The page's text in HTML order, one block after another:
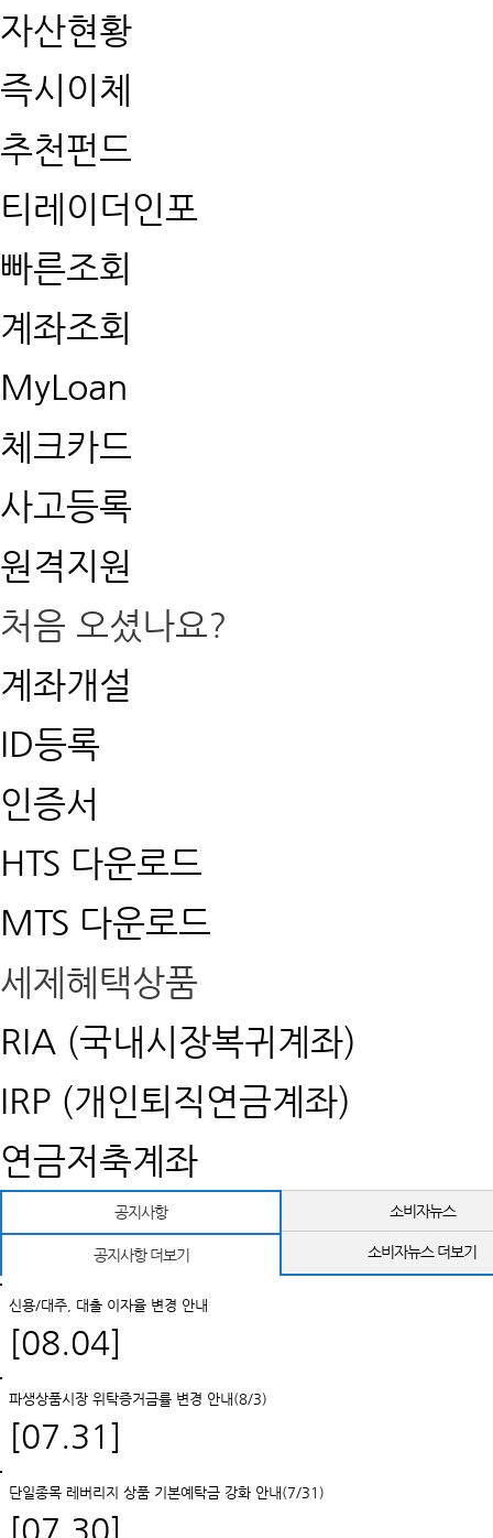
자산현황
즉시이체
추천펀드
티레이더인포
빠른조회
계좌조회
MyLoan
체크카드
사고등록
원격지원
처음 오셨나요?
계좌개설
ID등록
인증서
HTS 다운로드
MTS 다운로드
세제혜택상품
RIA (국내시장복귀계좌)
IRP (개인퇴직연금계좌)
연금저축계좌
공지사항
공지사항 더보기
소비자뉴스
소비자뉴스 더보기
신용/대주, 대출 이자율 변경 안내
[08.04]
파생상품시장 위탁증거금률 변경 안내(8/3)
[07.31]
단일종목 레버리지 상품 기본예탁금 강화 안내(7/31)
[07.30]